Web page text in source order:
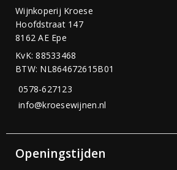
Wijnkoperij Kroese
Hoofdstraat 147
8162 AE Epe
KvK: 88533468
BTW: NL864672615B01
0578-627123
info@kroesewijnen.nl
Openingstijden